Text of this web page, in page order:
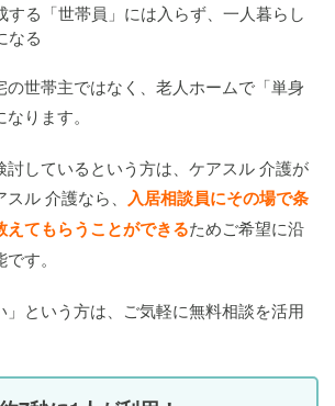
する「世帯員」には入らず、一人暮らし
なる
の世帯主ではなく、老人ホームで「単身
ります。
討しているという方は、ケアスル 介護が
ル 介護なら、 入居相談員にその場で条
てもらうことができるためご希望に沿
す。
」という方は、ご気軽に無料相談を活用